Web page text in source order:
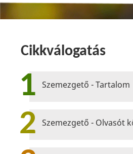
Cikkválogatás
1 Szemezgető - Tartalom
2 Szemezgető - Olvasót